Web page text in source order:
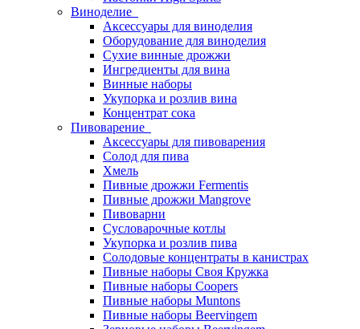
Виноделие
Аксессуары для виноделия
Оборудование для виноделия
Сухие винные дрожжи
Ингредиенты для вина
Винные наборы
Укупорка и розлив вина
Концентрат сока
Пивоварение
Аксессуары для пивоварения
Солод для пива
Хмель
Пивные дрожжи Fermentis
Пивные дрожжи Mangrove
Пивоварни
Сусловарочные котлы
Укупорка и розлив пива
Солодовые концентраты в канистрах
Пивные наборы Своя Кружка
Пивные наборы Coopers
Пивные наборы Muntons
Пивные наборы Beervingem